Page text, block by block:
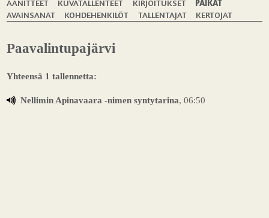
ÄÄNITTEET KUVATALLENTEET KIRJOITUKSET
PAIKAT
AVAINSANAT
KOHDEHENKILÖT TALLENTAJAT KERTOJAT
Paavalintupajärvi
Yhteensä 1 tallennetta:
Nellimin Apinavaara -nimen syntytarina, 06:50